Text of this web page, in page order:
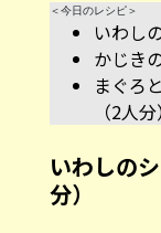
＜今日のレシピ＞
いわし
かじき
まぐろ
（2人分）
いわしの
分）